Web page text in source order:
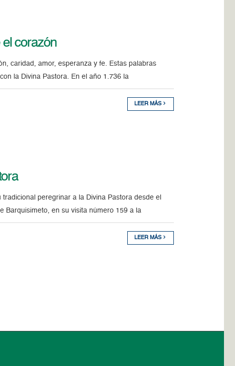
corazón
caridad, amor, esperanza y fe. Estas palabras
la Divina Pastora. En el año 1.736 la
LEER MÁS
peregrinar a la Divina Pastora desde el
Barquisimeto, en su visita número 159 a la
LEER MÁS